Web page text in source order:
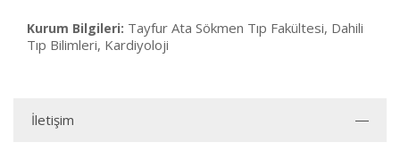
Kurum Bilgileri: Tayfur Ata Sökmen Tıp Fakültesi, Dahili
Tıp Bilimleri, Kardiyoloji
İletişim